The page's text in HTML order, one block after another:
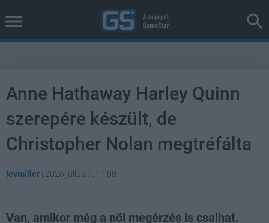
Anne Hathaway Harley Quinn
szerepére készült, de
Christopher Nolan megtréfálta
levmiller | 2026 július 7. 11:08
Van, amikor még a női megérzés is csalhat.